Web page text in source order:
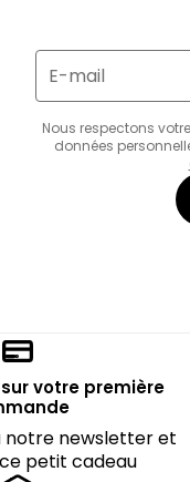
E-mail
Nous respectons
données
votre première
notre newsletter et
petit cadeau